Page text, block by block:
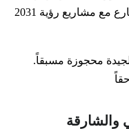
ومن المتوقع أن ينمو بشكل متسارع مع مشاريع رؤية 2031
محجوزة مسبقاً.
والشارقة